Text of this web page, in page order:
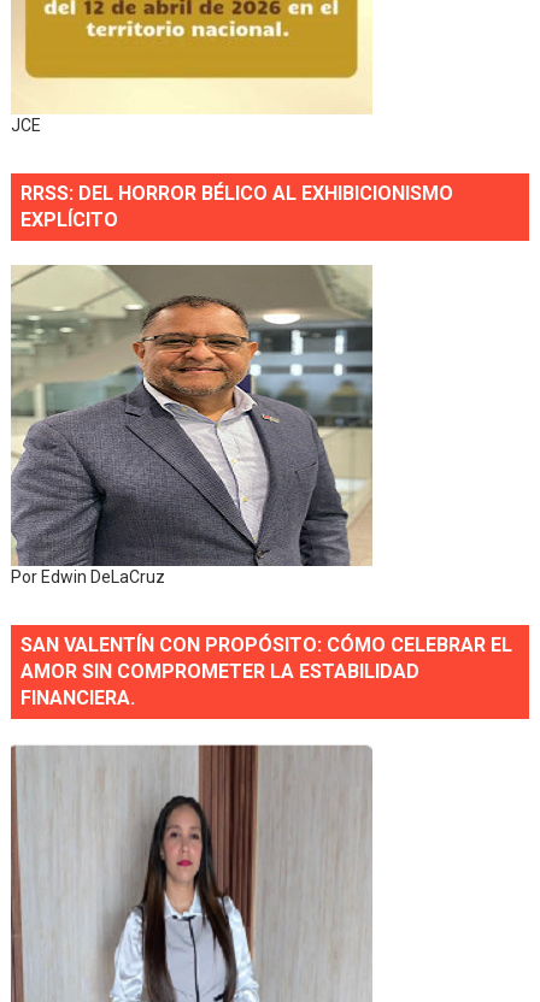
JCE
RRSS: DEL HORROR BÉLICO AL EXHIBICIONISMO
EXPLÍCITO
Por Edwin DeLaCruz
SAN VALENTÍN CON PROPÓSITO: CÓMO CELEBRAR EL
AMOR SIN COMPROMETER LA ESTABILIDAD
FINANCIERA.